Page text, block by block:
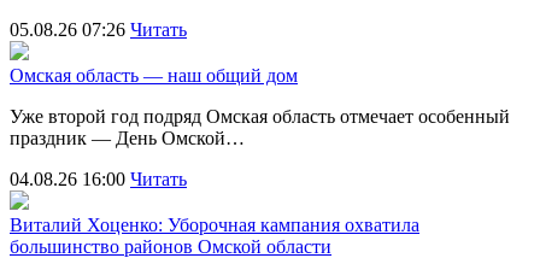
05.08.26 07:26 Читать
Омская область — наш общий дом
Уже второй год подряд Омская область отмечает особенный
праздник — День Омской…
04.08.26 16:00 Читать
Виталий Хоценко: Уборочная кампания охватила
большинство районов Омской области